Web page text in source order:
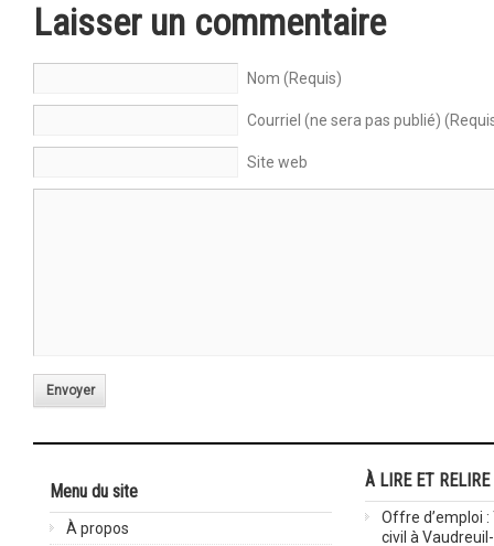
Laisser un commentaire
Nom (Requis)
Courriel (ne sera pas publié)
Site web
Envoyer
Menu du site
À propos
À LIRE ET RELIRE
Offre d’emploi
civil à